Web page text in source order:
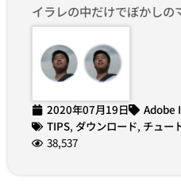
イラレの中だけでぼかしの
2020年07月19日
Adobe
TIPS, ダウンロード, チュー
38,537